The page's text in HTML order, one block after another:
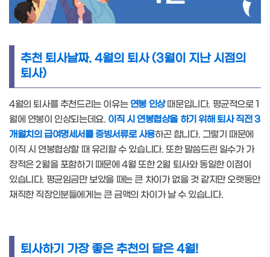
추천 퇴사날짜. 4월의 퇴사 (3월이 지난 시점의
퇴사)
4월의 퇴사를 추천드리는 이유는 연봉 인상때문입니다. 평균적으로 1
월에 연봉이 인상되는데요. 이직 시 연봉협상을 하기 위해 퇴사 직전 3
개월치의 급여명세서를 증빙서류로 사용하곤 합니다. 그렇기 때문에
이직 시 연봉협상할 때 유리할 수 있습니다. 또한 말씀드린 일수가 가
장적은 2월을 포함하기 때문에 4월 또한 2월 퇴사와 동일한 이점이
있습니다. 평균임금만 보았을 때는 큰 차이가 없을 것 같지만 오랫동안
재직한 직장인분들에게는 큰 금액의 차이가 날 수 있습니다.
퇴사하기 가장 좋은 추천의 달은 4월!